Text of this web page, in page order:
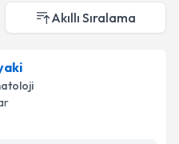
Akıllı Sıralama